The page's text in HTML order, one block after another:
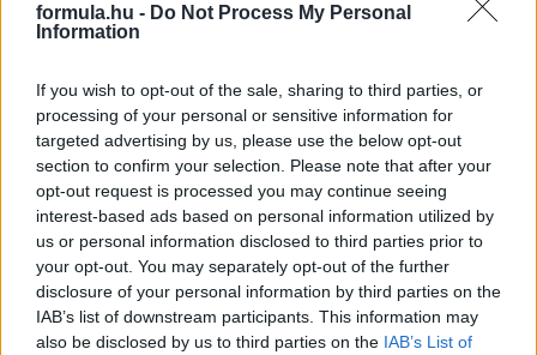
formula.hu - Do Not Process My Personal
Information
If you wish to opt-out of the sale, sharing to third parties, or
processing of your personal or sensitive information for
targeted advertising by us, please use the below opt-out
section to confirm your selection. Please note that after your
opt-out request is processed you may continue seeing
interest-based ads based on personal information utilized by
us or personal information disclosed to third parties prior to
your opt-out. You may separately opt-out of the further
disclosure of your personal information by third parties on the
IAB’s list of downstream participants. This information may
also be disclosed by us to third parties on the IAB’s List of
13 órája
MotoGP: Bezzecchi közel egy másodpercet javított a
körrekordon